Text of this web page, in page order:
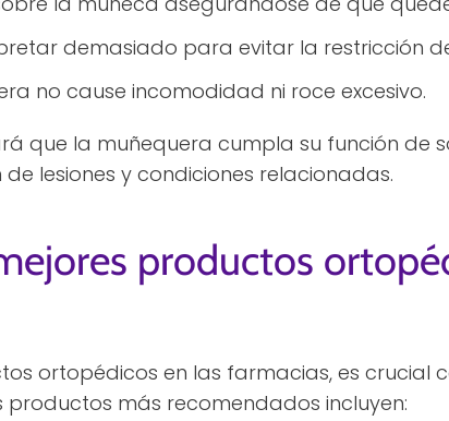
demasiado para evitar la restricción
no cause incomodidad ni roce excesivo.
que la muñequera cumpla su función de
lesiones y condiciones relacionadas.
productos
ortopédicos en las farmacias, es crucial
productos más recomendados incluyen: